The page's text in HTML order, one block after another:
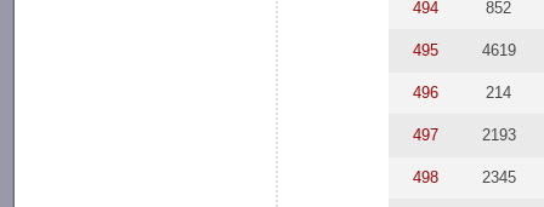
494 852
495 4619
496 214
497 2193
498 2345